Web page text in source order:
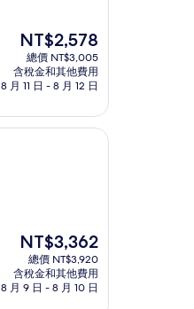
現
在
價
格
NT$2,578
NT$2,578
總價 NT$3,005
含稅金和其他費用
8 月 11 日 - 8 月 12 日
現
在
價
格
NT$3,362
總價 NT$3,920
含稅金和其他費用
8 月 9 日 - 8 月 10 日